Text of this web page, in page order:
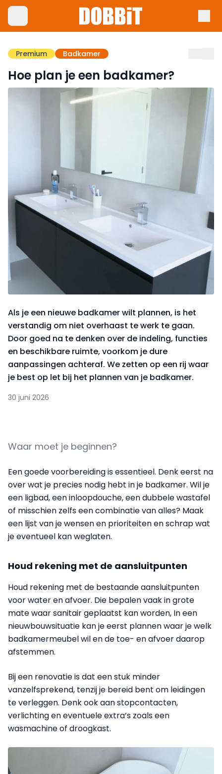
Premium Badkamer
Hoe plan je een badkamer?
Als je een nieuwe badkamer wilt plannen, is het
verstandig om niet overhaast te werk te gaan.
Door goed na te denken over de indeling, functies
en beschikbare ruimte, voorkom je dure
aanpassingen achteraf. We zetten op een rij waar
je best op let bij het plannen van je badkamer.
30 juni 2026
Waar moet je beginnen?
Een goede voorbereiding is essentieel. Denk eerst na
over wat je precies nodig hebt in je badkamer. Wil je
een ligbad, een inloopdouche, een dubbele wastafel
of misschien zelfs een combinatie van alles? Maak
een lijst van je wensen en prioriteiten en schrap wat
je eventueel kan weglaten.
Houd rekening met de aansluitpunten
Houd rekening met de bestaande aansluitpunten
voor water en afvoer. Die bepalen vaak in grote
mate waar sanitair geplaatst kan worden, In een
nieuwbouwsituatie kan je eerst plannen waar je welk
badkamermeubel wil en de toe- en afvoer daarop
afstemmen.
Bij een renovatie is dat een stuk minder
vanzelfsprekend, tenzij je bereid bent om leidingen
te verleggen. Denk ook aan stopcontacten,
verlichting en eventuele extra’s zoals een
wasmachine of droogkast.